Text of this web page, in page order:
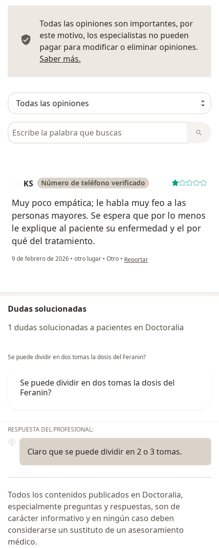
Todas las opiniones son importantes, por
este motivo, los especialistas no pueden
pagar para modificar o eliminar opiniones.
Saber más.
Busca en opiniones
KS Número de teléfono verificado
Muy poco empática; le habla muy feo a las
personas mayores. Se espera que por lo menos
le explique al paciente su enfermedad y el por
qué del tratamiento.
9 de febrero de 2026 • otro lugar • Otro • en opinión del usuario KS
Reportar
Dudas solucionadas
1 dudas solucionadas a pacientes en Doctoralia
Se puede dividir en dos tomas la dosis del Feranin?
Se puede dividir en dos tomas la dosis del
Feranin?
RESPUESTA DEL PROFESIONAL:
Claro que se puede dividir en 2 o 3 tomas.
Todos los contenidos publicados en Doctoralia,
especialmente preguntas y respuestas, son de
carácter informativo y en ningún caso deben
considerarse un sustituto de un asesoramiento
médico.